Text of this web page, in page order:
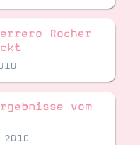
Rocher
vom
2010